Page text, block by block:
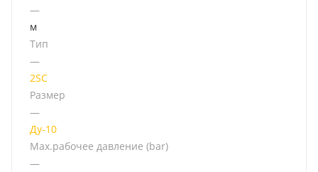
—
м
Тип
—
2SC
Размер
—
Ду-10
Мах.рабочее давление (bar)
—